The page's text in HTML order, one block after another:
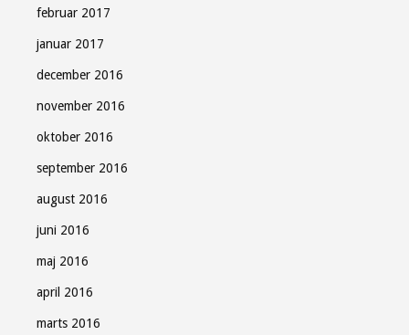
februar 2017
januar 2017
december 2016
november 2016
oktober 2016
september 2016
august 2016
juni 2016
maj 2016
april 2016
marts 2016